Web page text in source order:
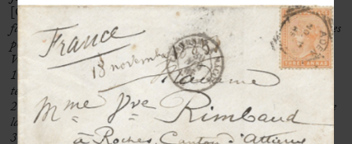
[Quintus Serenus Sammonicus]bons à prendre place dans le
fascicule de Variété consacré à l’amour. J’y ajouterai les pages sur les
poisons, sur l’accouchement. Vous éliminerez le superflu.
Voulez-vous, je vous prie, me faire savoir,
1°) S’il faut vous envoyer aussi les fragments correspondants du
texte latin.
2°) Puis-je vous demander, pour mon camarade Michel, auteur de
la traduction, le tarif appliqué pour la revue Variété.